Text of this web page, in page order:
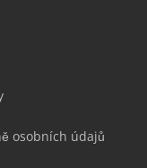
osobních údajů